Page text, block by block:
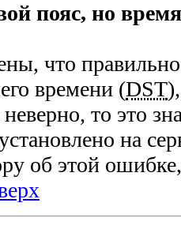
пояс, но
что
времени (DST
то это
на
об этой